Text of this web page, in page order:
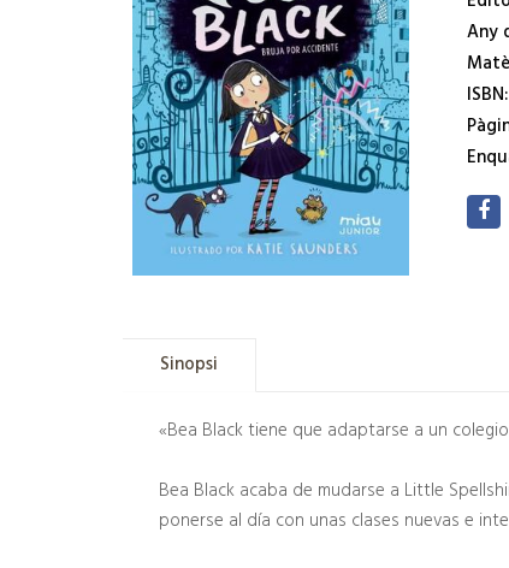
Any
ISBN:
Sinopsi
«Bea Black tiene que adaptarse a un
Bea Black acaba de mudarse a Little
ponerse al día con unas clases nuevas e